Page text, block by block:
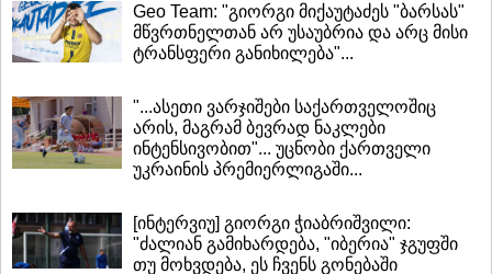
Geo Team: "გიორგი მიქაუტაძეს "ბარსას"
მწვრთნელთან არ უსაუბრია და არც მისი
ტრანსფერი განიხილება"...
"...ასეთი ვარჯიშები საქართველოშიც
არის, მაგრამ ბევრად ნაკლები
ინტენსივობით"... უცნობი ქართველი
უკრაინის პრემიერლიგაში...
[ინტერვიუ] გიორგი ჭიაბრიშვილი:
"ძალიან გამიხარდება, "იბერია" ჯგუფში
თუ მოხვდება, ეს ჩვენს გონებაში